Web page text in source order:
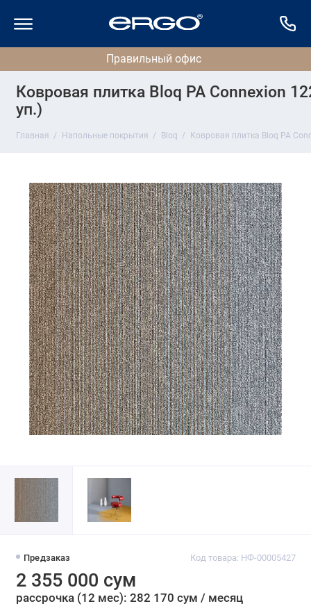
Ковровая плитка Bloq PA Connexion
уп.)
Главная Напольные покрытия Bloq Ковровая плитка Bloq PA
Предзаказ Код товара: НФ-00005427
2 355 000 сум
рассрочка (12 мес): 282 170 сум / месяц